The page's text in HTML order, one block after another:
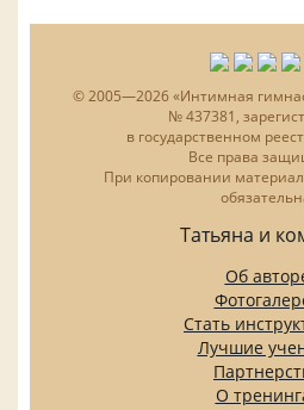
© 2005—2026 «Интимная
№ 437381,
в государственном
Все права
При копировании
Татьяна и
Об
Стать
Лучшие
О